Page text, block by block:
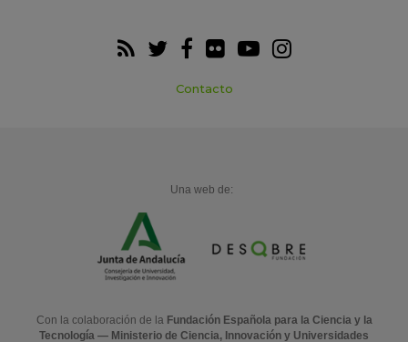
Contacto
Una web de:
Con la colaboración de la Fundación Española para la Ciencia y la
Tecnología — Ministerio de Ciencia, Innovación y Universidades